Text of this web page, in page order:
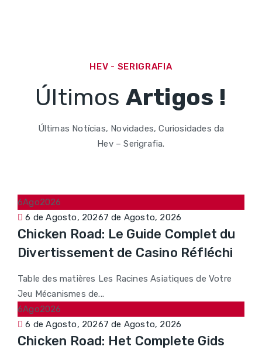
HEV - SERIGRAFIA
Últimos Artigos !
Últimas Notícias, Novidades, Curiosidades da
Hev – Serigrafia.
6Ago2026
Posted
on
6 de Agosto, 20267 de Agosto, 2026
Chicken Road: Le Guide Complet du
Divertissement de Casino Réfléchi
Table des matières Les Racines Asiatiques de Votre
Jeu Mécanismes de...
6Ago2026
Posted
on
6 de Agosto, 20267 de Agosto, 2026
Chicken Road: Het Complete Gids